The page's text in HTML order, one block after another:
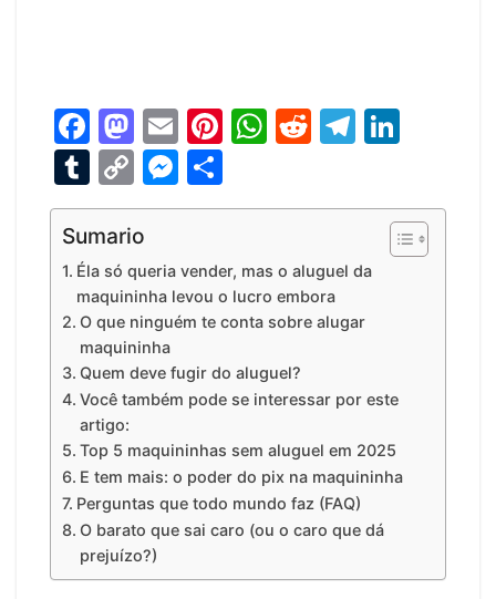
F
a
c
e
b
o
o
k
M
a
st
o
d
o
n
E
m
ai
Pi
er
st
W
at
A
p
p
R
d
t
T
e
gr
a
k
e
dI
T
u
m
bl
r
C
o
p
y
Li
n
k
M
e
s
e
g
er
h
e
Sumario
Éla só queria vender, mas o aluguel da
maquininha levou o lucro embora
O que ninguém te conta sobre alugar
maquininha
Quem deve fugir do aluguel?
Você também pode se interessar por este
artigo:
Top 5 maquininhas sem aluguel em 2025
E tem mais: o poder do pix na maquininha
Perguntas que todo mundo faz (FAQ)
O barato que sai caro (ou o caro que dá
prejuízo?)